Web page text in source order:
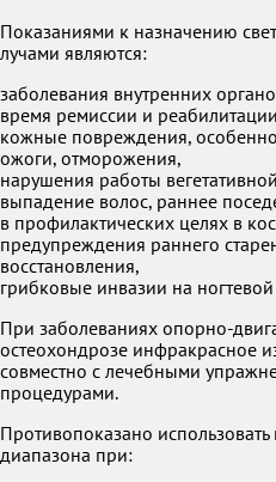
Показаниями к назначению
лучами являются:
заболевания внутренних
время ремиссии и
кожные повреждения,
ожоги, отморожения,
нарушения работы
выпадение волос, раннее
в профилактических целях в
предупреждения раннего
восстановления,
грибковые инвазии на
При заболеваниях опорно-
остеохондрозе инфракрасное
совместно с лечебными
процедурами.
Противопоказано
диапазона при: